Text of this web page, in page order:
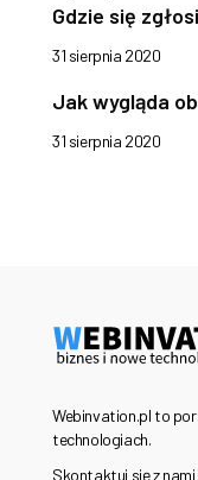
Gdzie się
31 sierpnia 2020
Jak wygląda
31 sierpnia 2020
Webinvation.pl to
technologiach.
Skontaktuj się z